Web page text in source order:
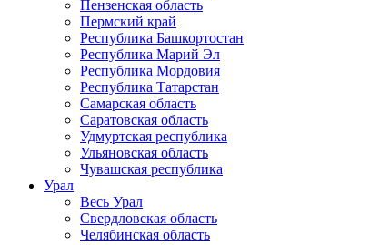
Пензенская область
Пермский край
Республика Башкортостан
Республика Марий Эл
Республика Мордовия
Республика Татарстан
Самарская область
Саратовская область
Удмуртская республика
Ульяновская область
Чувашская республика
Урал
Весь Урал
Свердловская область
Челябинская область